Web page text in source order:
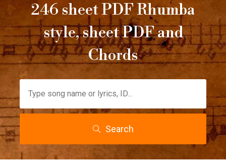
246 sheet PDF Rhumba
style, sheet PDF and
Chords
Search